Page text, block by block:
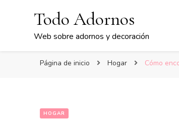
Todo Adornos
Web sobre adornos y decoración
Página de inicio Hogar Cómo
HOGAR